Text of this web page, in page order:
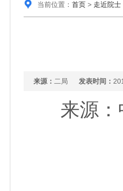
当前位置： 首页> 走近院士
来源： 二局 发表时间：
来源：